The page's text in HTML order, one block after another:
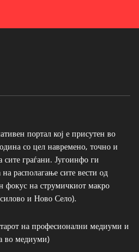
портал кој е присутен во
со цел навремено, точно и
граѓани. Југоинфо ги
располагање сите вести од
фокус на струмичкиот макро
и Ново Село).
на професионални медиуми и
во медиуми)